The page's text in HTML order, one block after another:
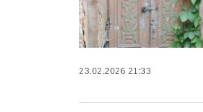
23.02.2026 21:33